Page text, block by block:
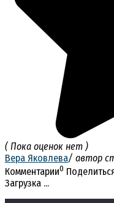
( Пока оценок нет )
Вера Яковлева/ автор
Комментарии0
Загрузка ...